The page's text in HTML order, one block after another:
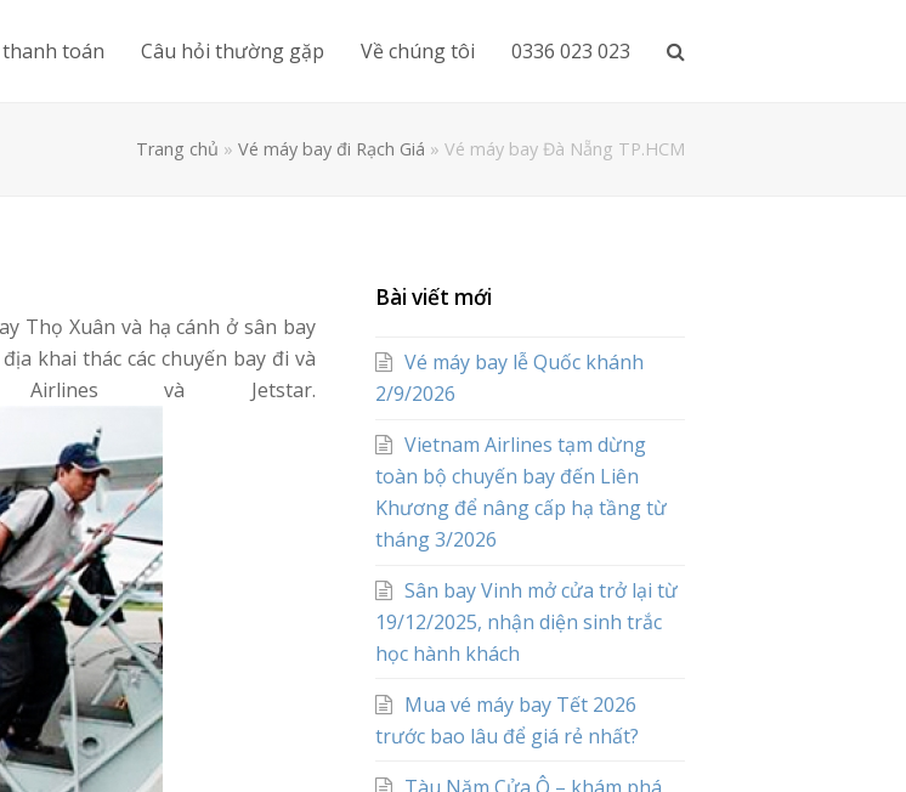
toán Câu hỏi thường gặp Về chúng tôi 0336 023 023
Trang chủ » Vé máy bay đi Rạch Giá » Vé máy bay Đà Nẵng TP.HCM
Thọ Xuân và hạ cánh ở sân bay
khai thác các chuyến bay đi và
và Jetstar.
Bài viết mới
Vé máy bay lễ Quốc khánh
2/9/2026
Vietnam Airlines tạm dừng
toàn bộ chuyến bay đến Liên
Khương để nâng cấp hạ tầng từ
tháng 3/2026
Sân bay Vinh mở cửa trở lại từ
19/12/2025, nhận diện sinh trắc
học hành khách
Mua vé máy bay Tết 2026
trước bao lâu để giá rẻ nhất?
Tàu Năm Cửa Ô – khám phá